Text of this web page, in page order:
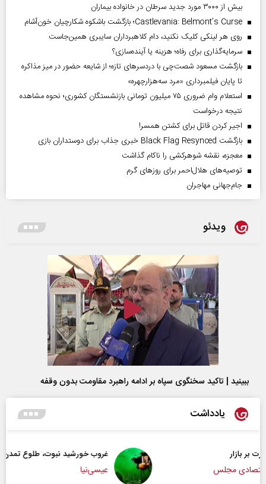
بیش از ۳۰۰۰ مورد جدید سرطان در خانواده بیماران
Castlevania: Belmont’s Curse؛ بازگشت باشکوه شکارچیان خون‌آشام
روی هر لینکی کلیک نکنید، دام کلاهبرداران سایبری همین‌جاست
سرمایه‌گذاری برای رفاه؛ هزینه یا آینده‌سازی؟
بازگشت مسعود شصت‌چی با دردسر‌های تازه؛ از شایعه حضور در میز مذاکره
تا پایان فیلمبرداری «مرد سه‌هزارچهره»
استعلام وام ضروری ۷۵ میلیون تومانی بازنشستگان کشوری؛ نحوه مشاهده
نتیجه درخواست
اجیر کردن قاتل برای کشتن همسر!
بازگشت Black Flag Resynced خبری جذاب برای دوستداران بازی
معجزه، نقشه شوهرکشی را ناکام گذاشت
توصیه‌های هلال‌احمر برای روز‌های گرم
جام‌جهانی مهاجران
ویدئو
ببینید | تاکید سخنگوی سپاه بر ادامه راهبرد مقاومت بدون وقفه
یادداشت
غروب خورشید نبوت، طلوع تمدن امت